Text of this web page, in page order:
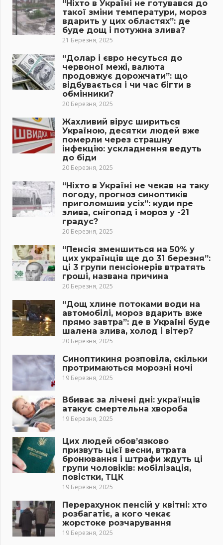
“Ніхто в Україні не готувався до
такої зміни температури, мороз
вдарить у цих областях”: де
буде дощ і потужна злива?
21 Березня, 2025
“Долар і євро несуться до
червоної межі, валюта
продовжує дорожчати”: що
відбувається і чи час бігти в
обмінники?
20 Березня, 2025
Жахливий вірус шириться
Україною, десятки людей вже
померли через страшну
інфекцію: ускладнення ведуть
до біди
20 Березня, 2025
“Ніхто в Україні не чекав на таку
погоду, прогноз синоптиків
приголомшив усіх”: куди пре
злива, снігопад і мороз у -21
градус?
20 Березня, 2025
“Пенсія зменшиться на 50% у
цих українців ще до 31 березня”:
ці 3 групи пенсіонерів втратять
гроші, названа причина
20 Березня, 2025
“Дощ хлине потоками води на
автомобілі, мороз вдарить вже
прямо завтра”: де в Україні буде
шалена злива, холод і вітер?
20 Березня, 2025
Синоптикиня розповіла, скільки
протримаються морозні ночі
19 Березня, 2025
Вбиває за лічені дні: українців
атакує смертельна хвороба
19 Березня, 2025
Цих людей обов’язково
призвуть цієї весни, втрата
бронювання і штрафи ждуть ці
групи чоловіків: мобілізація,
повістки, ТЦК
19 Березня, 2025
Перерахунок пенсій у квітні: хто
розбагатіє, а кого чекає
жорстоке розчарування
19 Березня, 2025